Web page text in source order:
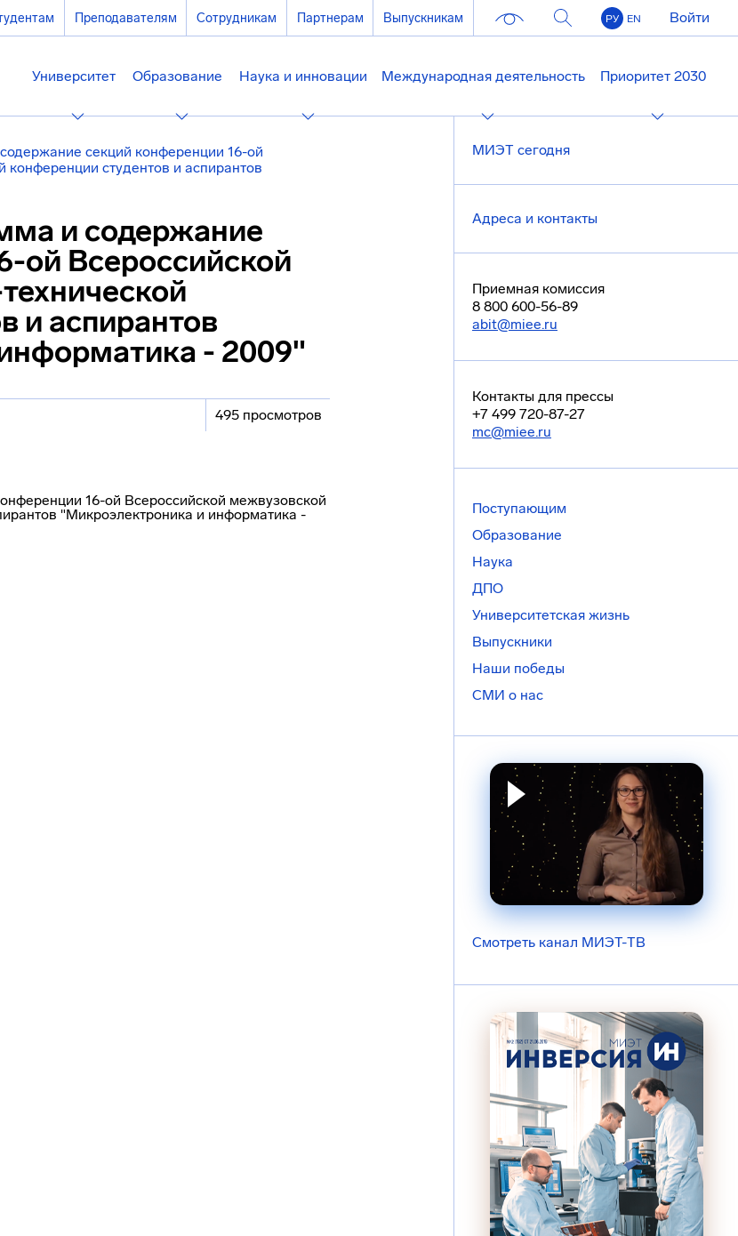
Преподавателям Сотрудникам Партнерам Выпускникам РУ EN Войти
Университет Образование Наука и инновации Международная деятельность Приоритет 2030
секций конференции 16-ой
конференции студентов и аспирантов
и содержание
ой Всероссийской
и аспирантов
- 2009"
495 просмотров
16-ой Всероссийской межвузовской
"Микроэлектроника и информатика -
МИЭТ сегодня
Адреса и контакты
Приемная комиссия
8 800 600-56-89
abit@miee.ru
Контакты для прессы
+7 499 720-87-27
mc@miee.ru
Поступающим
Образование
Наука
ДПО
Университетская жизнь
Выпускники
Наши победы
СМИ о нас
Смотреть канал МИЭТ-ТВ